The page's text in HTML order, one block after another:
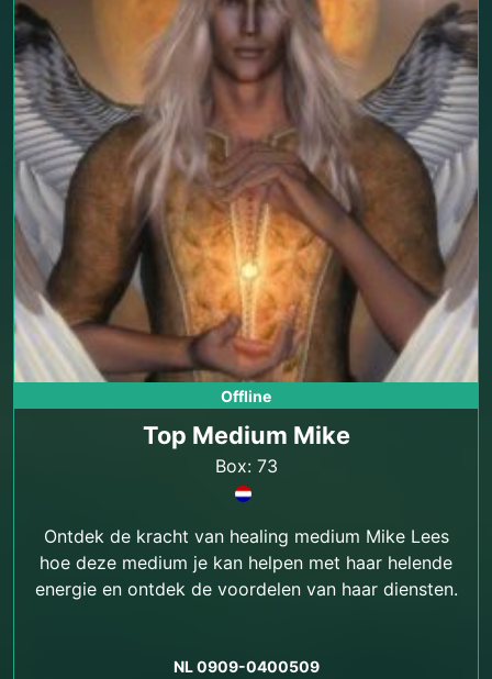
Offline
Top Medium Mike
Box: 73
Ontdek de kracht van healing medium Mike Lees
hoe deze medium je kan helpen met haar helende
energie en ontdek de voordelen van haar diensten.
NL 0909-0400509